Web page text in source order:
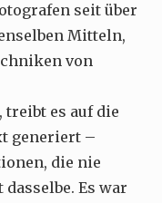
seit über
Mitteln,
von
treibt es auf die
generiert –
die nie
Es war